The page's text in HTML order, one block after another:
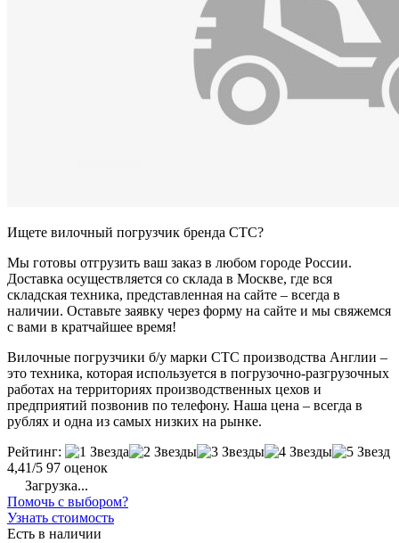
Ищете вилочный погрузчик бренда CTC?
Мы готовы отгрузить ваш заказ в любом городе России.
Доставка осуществляется со склада в Москве, где вся
складская техника, представленная на сайте – всегда в
наличии. Оставьте заявку через форму на сайте и мы свяжемся
с вами в кратчайшее время!
Вилочные погрузчики б/у марки CTC производства Англии –
это техника, которая используется в погрузочно-разгрузочных
работах на территориях производственных цехов и
предприятий позвонив по телефону. Наша цена – всегда в
рублях и одна из самых низких на рынке.
Рейтинг:
4,41/5 97 оценок
Загрузка...
Помочь с выбором?
Узнать стоимость
Есть в наличии